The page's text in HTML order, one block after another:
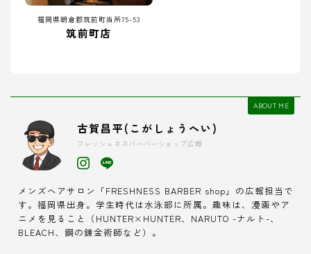
福岡県朝倉郡筑前町当所75-53
筑前町店
ABOUT ME
古賀昌平(こがしょうへい)
フレッシュネスバーバーショップ広報
メンズヘアサロン「FRESHNESS BARBER shop」の広報担当で
す。福岡県出身。学生時代は水泳部に所属。趣味は、漫画やア
ニメを見ること（HUNTER×HUNTER、NARUTO -ナルト-、
BLEACH、鋼の錬金術師など）。